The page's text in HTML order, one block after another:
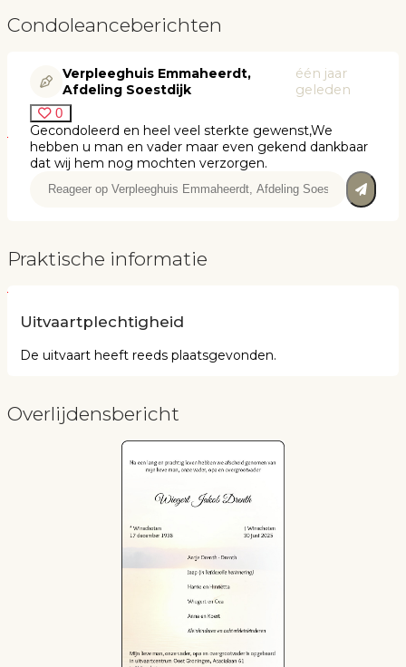
Condoleanceberichten
Verpleeghuis Emmaheerdt,
Afdeling Soestdijk
één jaar
geleden
0
Gecondoleerd en heel veel sterkte gewenst,We
hebben u man en vader maar even gekend dankbaar
dat wij hem nog mochten verzorgen.
Praktische informatie
Uitvaartplechtigheid
De uitvaart heeft reeds plaatsgevonden.
Overlijdensbericht